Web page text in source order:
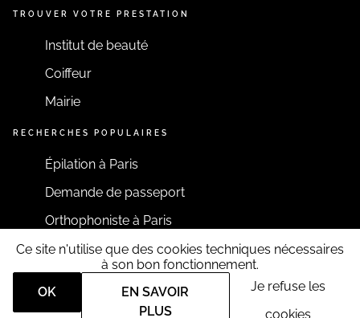
TROUVER VOTRE PRESTATION
Institut de beauté
Coiffeur
Mairie
RECHERCHES POPULAIRES
Épilation à Paris
Demande de passeport
Orthophoniste à Paris
RESTONS CONNECTÉS
Ce site n'utilise que des cookies techniques nécessaires
à son bon fonctionnement.
OK
EN SAVOIR
PLUS
Je refuse les
cookies